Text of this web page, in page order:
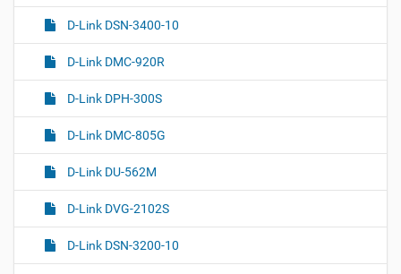
D-Link DSN-3400-10
D-Link DMC-920R
D-Link DPH-300S
D-Link DMC-805G
D-Link DU-562M
D-Link DVG-2102S
D-Link DSN-3200-10